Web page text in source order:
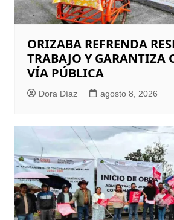
ORIZABA REFRENDA
TRABAJO Y GARANTIZA
VÍA PÚBLICA
Dora Díaz agosto 8, 2026